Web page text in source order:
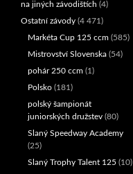
na jiných závodištích (4)
Ostatní závody (4 471)
Markéta Cup 125 ccm (585)
Mistrovství Slovenska (54)
pohár 250 ccm (1)
Polsko (181)
polský šampionát
juniorských družstev (80)
Slaný Speedway Academy
(25)
Slaný Trophy Talent 125 (10)